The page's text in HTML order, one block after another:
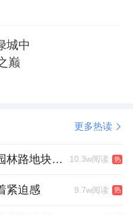
城中
巅
更多热读
恺德集团竞得洪山区园林路地块，引入贝好家C2M产品定位及营销服务 10.3w阅读 热
紧迫感 9.7w阅读 热